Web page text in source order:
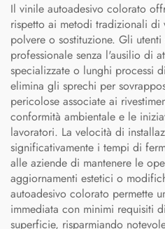
Il vinile autoadesivo colorato
rispetto ai metodi tradizionali di
polvere o sostituzione. Gli
professionale senza l'ausilio di
specializzate o lunghi processi
elimina gli sprechi per
pericolose associate ai
conformità ambientale e le
lavoratori. La velocità di
significativamente i tempi di
alle aziende di mantenere le
aggiornamenti estetici o
autoadesivo colorato permette
immediata con minimi requisiti
superficie, risparmiando